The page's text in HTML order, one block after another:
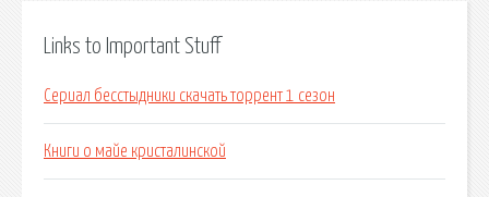
Links to Important Stuff
Сериал бесстыдники скачать торрент 1 сезон
Книги о майе кристалинской